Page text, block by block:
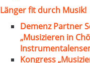
Länger fit durch Musik!
Demenz Partner
„Musizieren in
Kongress